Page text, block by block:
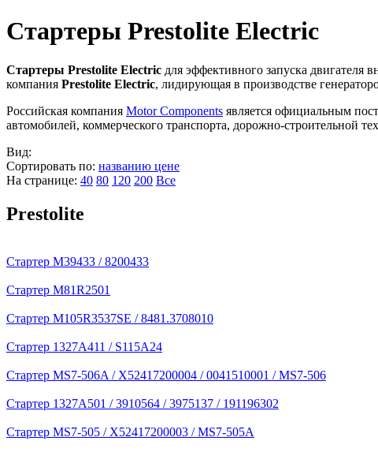
Стартеры Prestolite Electric
Стартеры Prestolite Electric для эффективного запуска двигателя
компания Prestolite Electric, лидирующая в производстве
Российская компания Motor Components является официальным
автомобилей, коммерческого транспорта, дорожно-строительной
Вид:
Сортировать по: названию цене
На странице: 40 80 120 200 Все
Prestolite
Стартер M39433 / 8200433
Стартер M81R2501
Стартер M105R3537SE / 8481.3708010
Стартер 1327A411 / S115A24
Стартер MS7-506A / X52417200004 / 0041510001 / MS7-506
Стартер 1327A501 / 3910564 / 3975137 / 191196302
Стартер MS7-505 / X52417200003 / MS7-505A